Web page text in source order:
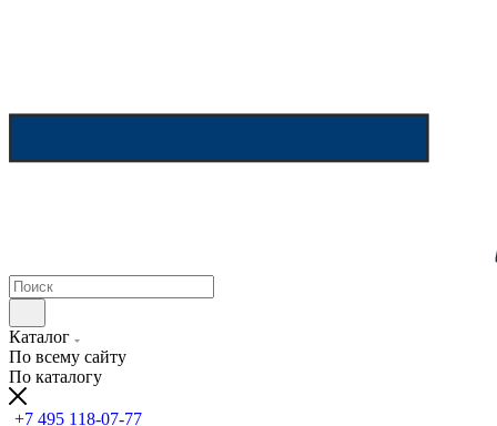
Каталог
По всему сайту
По каталогу
+7 495 118-07-77